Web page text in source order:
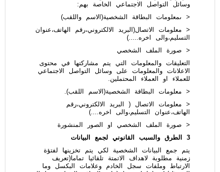
وسائل التواصل الاجتماعي الخاصة بهم:
< ىمعلومات البطاقة الشخصية(الاسم واللقب)
< معلومات الاتصال(البريد الالكتروني،رقم الهاتف،عنوان
التسليم،والى اخره.....)
< صورة الملف الشخصي
التعليقات والمعلومات التي يتم مشاركتها في محتوى
الاعلانات والمعلومات على وسائل التواصل الاجتماعي
للعملاء او العملاء المحتملين.
< معلومات البطاقة الشخصية(الاسم اللقب).
< معلومات الاتصال ( البريد الالكتروني،رقم
الهاتف،عنوان التسليم،والى اخره....)
< صورة الملف الشخصي او الصور المنشورة
3 الطرق والسبب القانوني لجمع البيانات
يتم جمع البيانات الشخصية لكي يتم تخزينها لفتؤة
زمنية مطلوبة لاهداف الاتمتة تلقائيا تماما(تعريف
الارتباط وملفات سجل الخادم وعلامات البكسل وما